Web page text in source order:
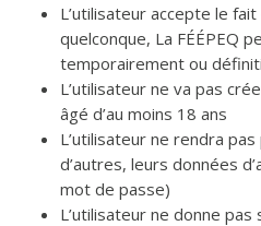
L’utilisateur accepte le
quelconque, La FÉÉPEQ
temporairement ou
L’utilisateur ne va pas
âgé d’au moins 18 ans
L’utilisateur ne rendra
d’autres, leurs données
mot de passe)
L’utilisateur ne donne pas